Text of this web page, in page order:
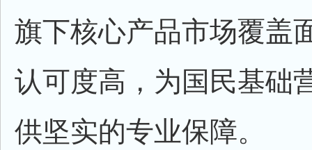
旗下核心产品市场覆盖
认可度高，为国民基础
供坚实的专业保障。